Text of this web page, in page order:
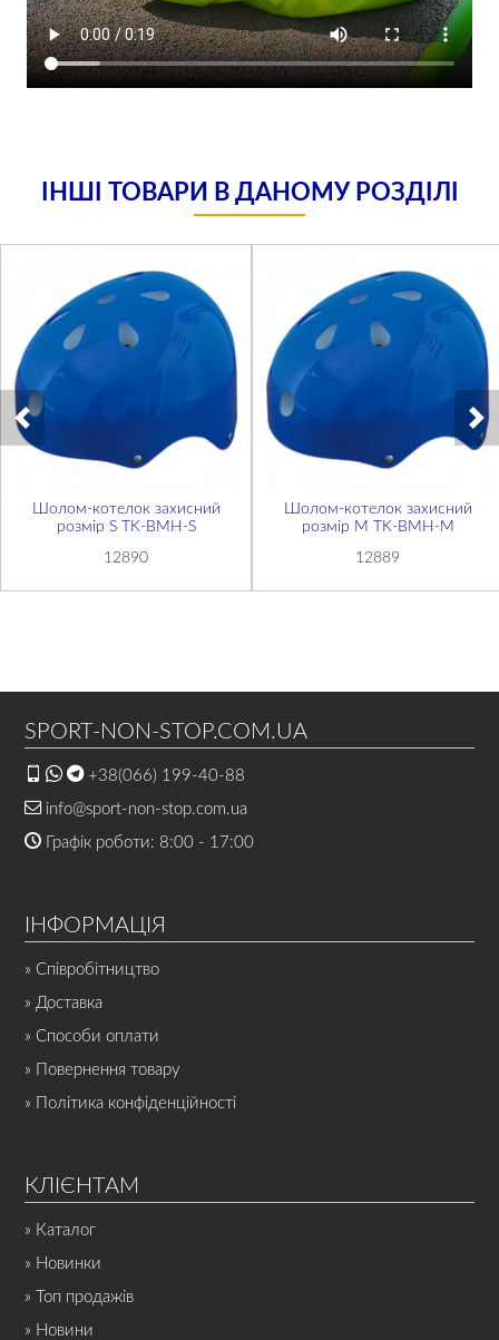
ІНШІ ТОВАРИ В ДАНОМУ РОЗДІЛІ
Шолом-котелок захисний
розмір S TK-ВМН-S
12890
Шолом-котелок захисний
розмір М TK-ВМН-М
12889
SPORT-NON-STOP.COM.UA
+38(066) 199-40-88
info@sport-non-stop.com.ua
Графік роботи: 8:00 - 17:00
ІНФОРМАЦІЯ
» Співробітництво
» Доставка
» Способи оплати
» Повернення товару
» Політика конфіденційності
КЛІЄНТАМ
» Каталог
» Новинки
» Топ продажів
» Новини